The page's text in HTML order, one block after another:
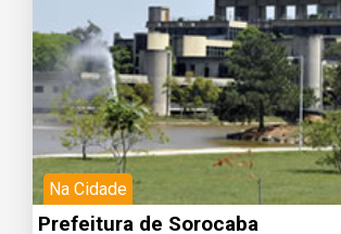
Na Cidade
Prefeitura de Sorocaba